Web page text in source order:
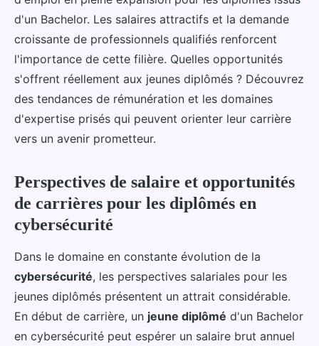
quelles perspectives pour les
diplômés ?
Sofia•30 octobre 2024• 8 min de lecture
d'un Bachelor. Les salaires attractifs et la demande
croissante de professionnels qualifiés renforcent
l'importance de cette filière. Quelles opportunités
s'offrent réellement aux jeunes diplômés ? Découvrez
des tendances de rémunération et les domaines
d'expertise prisés qui peuvent orienter leur carrière
vers un avenir prometteur.
Perspectives de salaire et opportunités
de carrières pour les diplômés en
cybersécurité
Dans le domaine en constante évolution de la
cybersécurité, les perspectives salariales pour les
jeunes diplômés présentent un attrait considérable.
En début de carrière, un jeune diplômé d'un Bachelor
en cybersécurité peut espérer un salaire brut annuel